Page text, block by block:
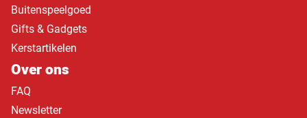
Buitenspeelgoed
Gifts & Gadgets
Kerstartikelen
Over ons
FAQ
Newsletter